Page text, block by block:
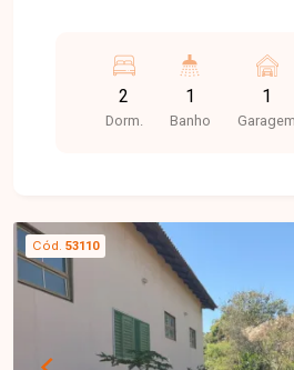
2
Dorm.
1
Banho
1
Garagem
Cód. 53110